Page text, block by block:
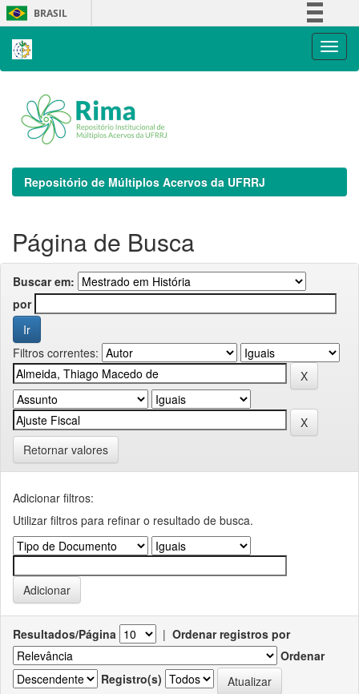
Skip
navigation
BRASIL
Repositório de Múltiplos Acervos da UFRRJ
Página de Busca
Buscar em:
por
Filtros correntes:
Retornar valores
Adicionar filtros:
Utilizar filtros para refinar o resultado de busca.
Resultados/Página | Ordenar registros por
Ordenar
Registro(s)